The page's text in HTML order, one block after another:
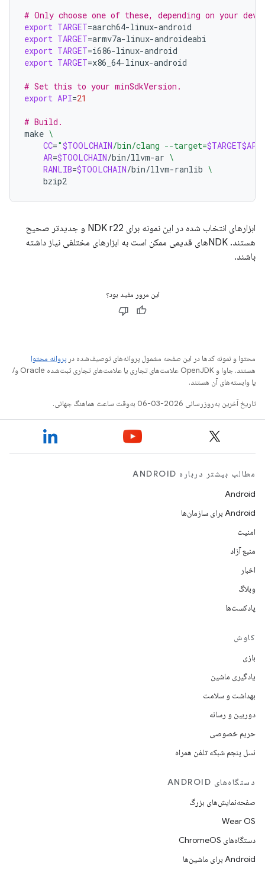
# Only choose one of these, depending on your
export TARGET=
export TARGET=
export TARGET=
export TARGET=x86_64-linux-android
# Set this to your minSdkVersion.
export API=21
# Build.
make \
CC="$TOOLCHAIN/bin/clang --target=$TARGET$API
AR=$TOOLCHAIN/bin/llvm-ar \
RANLIB=$TOOLCHAIN/bin/llvm-ranlib \
ابزارهای انتخاب شده در این نمونه برای NDK r22 و جدیدتر صحیح
هستند. NDKهای قدیمی ممکن است به ابزارهای مختلفی نیاز داشته
باشند.
این مرور مفید بود؟
محتوا و نمونه کدها در این صفحه مشمول پروانه‌های توصیف‌شده در پروانه محتوا
هستند. جاوا و OpenJDK علامت‌های تجاری یا علامت‌های تجاری ثبت‌شده Oracle و/
یا وابسته‌های آن هستند.
تاریخ آخرین به‌روزرسانی 2026-03-06 به‌وقت ساعت هماهنگ جهانی.
مطالب بیشتر درباره ANDROID
Android
Android برای سازمان‌ها
امنیت
منبع آزاد
اخبار
وبلاگ
پادکست‌ها
کاوش
بازی
یادگیری ماشین
بهداشت و سلامت
دوربین و رسانه
حریم خصوصی
نسل پنجم شبکه تلفن همراه
دستگاه‌های ANDROID
صفحه‌نمایش‌های بزرگ
Wear OS
دستگاه‌های ChromeOS
Android برای ماشین‌ها